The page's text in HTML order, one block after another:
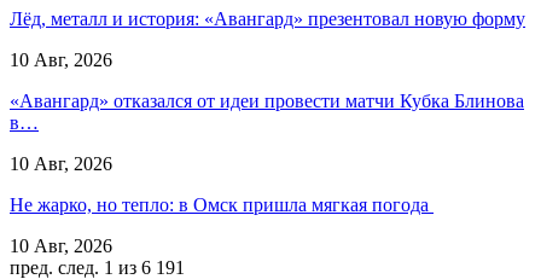
Лёд, металл и история: «Авангард» презентовал новую форму
10 Авг, 2026
«Авангард» отказался от идеи провести матчи Кубка Блинова
в…
10 Авг, 2026
Не жарко, но тепло: в Омск пришла мягкая погода
10 Авг, 2026
пред. след. 1 из 6 191